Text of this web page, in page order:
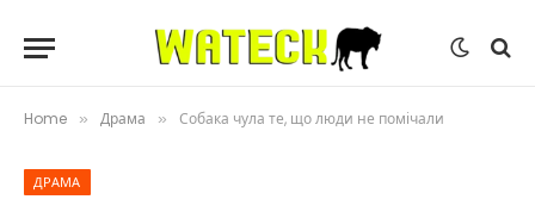
Home » Драма » Собака чула те, що люди не помічали
ДРАМА